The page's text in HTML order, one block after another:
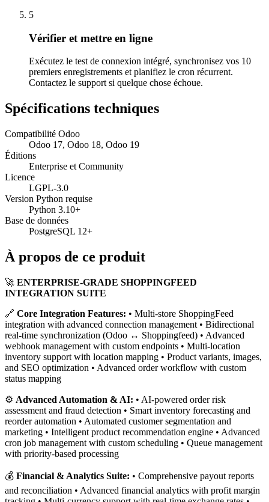
5
Vérifier et mettre en ligne
Exécutez le test de connexion intégré, synchronisez vos 10
premiers enregistrements et planifiez le cron récurrent.
Contactez le support si quelque chose échoue.
Spécifications techniques
Compatibilité Odoo
Odoo 17, Odoo 18, Odoo 19
Éditions
Enterprise et Community
Licence
LGPL-3.0
Version Python requise
Python 3.10+
Base de données
PostgreSQL 12+
À propos de ce produit
🚀 ENTERPRISE-GRADE SHOPPINGFEED
INTEGRATION SUITE
🔗 Core Integration Features: • Multi-store ShoppingFeed
integration with advanced connection management • Bidirectional
real-time synchronization (Odoo ↔ Shoppingfeed) • Advanced
webhook management with custom endpoints • Multi-location
inventory support with location mapping • Product variants, images,
and SEO optimization • Advanced order workflow with custom
status mapping
⚙️ Advanced Automation & AI: • AI-powered order risk
assessment and fraud detection • Smart inventory forecasting and
reorder automation • Automated customer segmentation and
marketing • Intelligent product recommendation engine • Advanced
cron job management with custom scheduling • Queue management
with priority-based processing
💰 Financial & Analytics Suite: • Comprehensive payout reports
and reconciliation • Advanced financial analytics with profit margin